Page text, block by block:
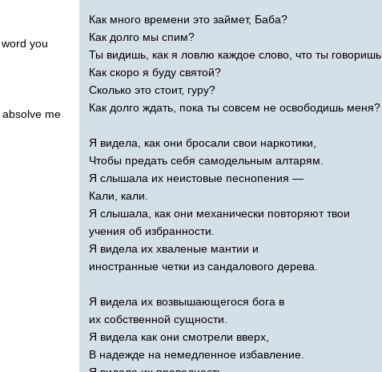
word you
absolve me
Как много времени это займет, Баба?
Как долго мы спим?
Ты видишь, как я ловлю каждое слово, что ты
Как скоро я буду святой?
Сколько это стоит, гуру?
Как долго ждать, пока ты совсем не освободишь меня?
Я видела, как они бросали свои наркотики,
Чтобы предать себя самодельным алтарям.
Я слышала их неистовые песнопения —
Кали, кали.
Я слышала, как они механически повторяют твои
учения об избранности.
Я видела их хваленые мантии и
иностранные четки из сандалового дерева.
Я видела их возвышающегося бога в
их собственной сущности.
Я видела как они смотрели вверх,
В надежде на немедленное избавление.